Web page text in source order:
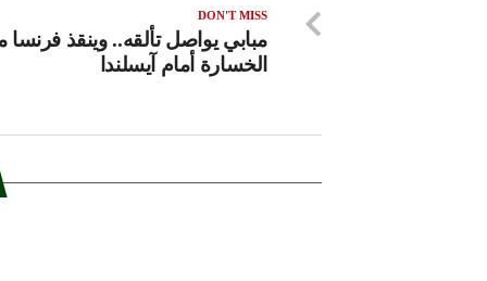
DON'T MISS
مبابي يواصل تألقه.. وينقذ فرنسا
الخسارة أمام آيسلندا